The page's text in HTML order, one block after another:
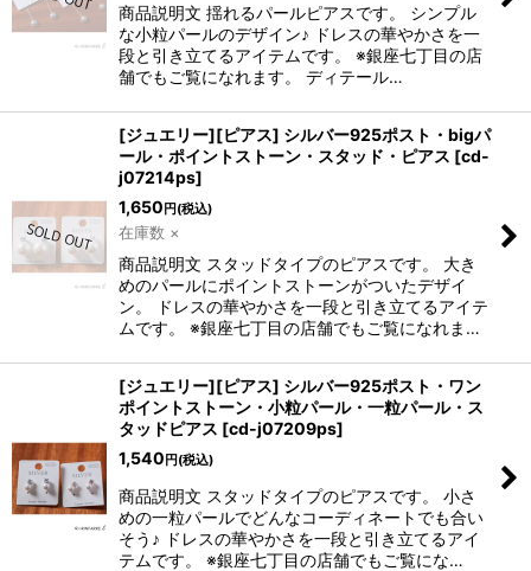
商品説明文 揺れるパールピアスです。 シンプル
な小粒パールのデザイン♪ ドレスの華やかさを一
段と引き立てるアイテムです。 ※銀座七丁目の店
舗でもご覧になれます。 ディテール…
[ジュエリー][ピアス] シルバー925ポスト・bigパ
ール・ポイントストーン・スタッド・ピアス [cd-
j07214ps]
1,650 円 (税込)
在庫数 ×
商品説明文 スタッドタイプのピアスです。 大き
めのパールにポイントストーンがついたデザイ
ン。 ドレスの華やかさを一段と引き立てるアイテ
ムです。 ※銀座七丁目の店舗でもご覧になれま…
[ジュエリー][ピアス] シルバー925ポスト・ワン
ポイントストーン・小粒パール・一粒パール・ス
タッドピアス [cd-j07209ps]
1,540 円 (税込)
商品説明文 スタッドタイプのピアスです。 小さ
めの一粒パールでどんなコーディネートでも合い
そう♪ ドレスの華やかさを一段と引き立てるアイ
テムです。 ※銀座七丁目の店舗でもご覧にな…